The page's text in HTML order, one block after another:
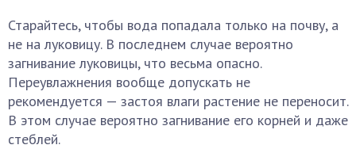
Старайтесь, чтобы вода попадала только на почву, а
не на луковицу. В последнем случае вероятно
загнивание луковицы, что весьма опасно.
Переувлажнения вообще допускать не
рекомендуется — застоя влаги растение не переносит.
В этом случае вероятно загнивание его корней и даже
стеблей.